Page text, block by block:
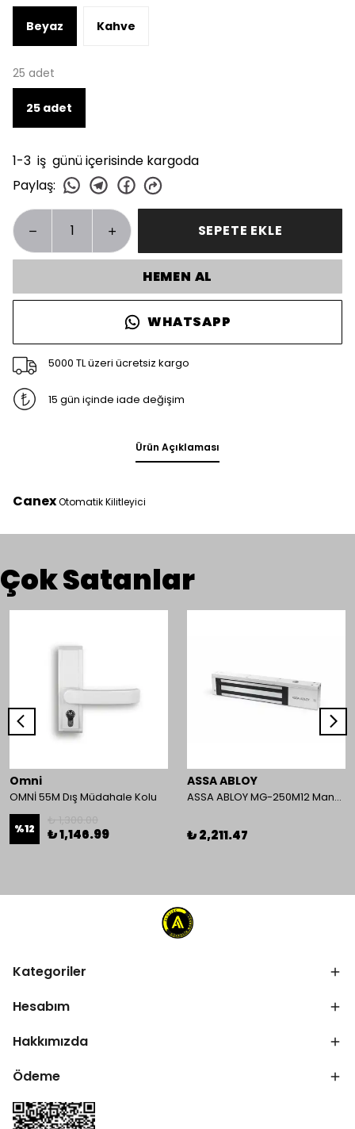
Beyaz Kahve
25 adet
25 adet
1-3 iş günü içerisinde kargoda
Paylaş:
SEPETE EKLE
HEMEN AL
WHATSAPP
5000 TL üzeri ücretsiz kargo
15 gün içinde iade değişim
Ürün Açıklaması
CanexOtomatik Kilitleyici
Çok Satanlar
Omni
OMNİ 55M Dış Müdahale Kolu
%12 ₺ 1,146.99
ASSA ABLOY
ASSA ABLOY MG-250M12 Manyetik Kilit
₺ 2,211.47
Kategoriler
Hesabım
Hakkımızda
Ödeme